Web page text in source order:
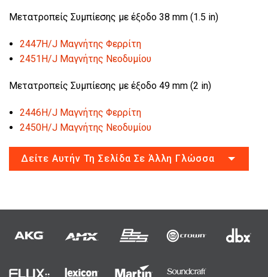
Μετατροπείς Συμπίεσης με έξοδο 38 mm (1.5 in)
2447H/J Μαγνήτης Φερρίτη
2451H/J Μαγνήτης Νεοδυμίου
Μετατροπείς Συμπίεσης με έξοδο 49 mm (2 in)
2446H/J Μαγνήτης Φερρίτη
2450H/J Μαγνήτης Νεοδυμίου
Δείτε Αυτήν Τη Σελίδα Σε Άλλη Γλώσσα